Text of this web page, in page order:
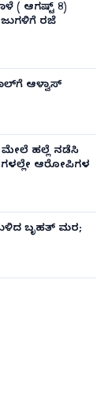
( ಆಗಷ್ಟ್ 8)
ರಜೆ
ಆಳ್ವಾಸ್
ಹಲ್ಲೆ ನಡೆಸಿ
ಆರೋಪಿಗಳ
ಬೃಹತ್ ಮರ;